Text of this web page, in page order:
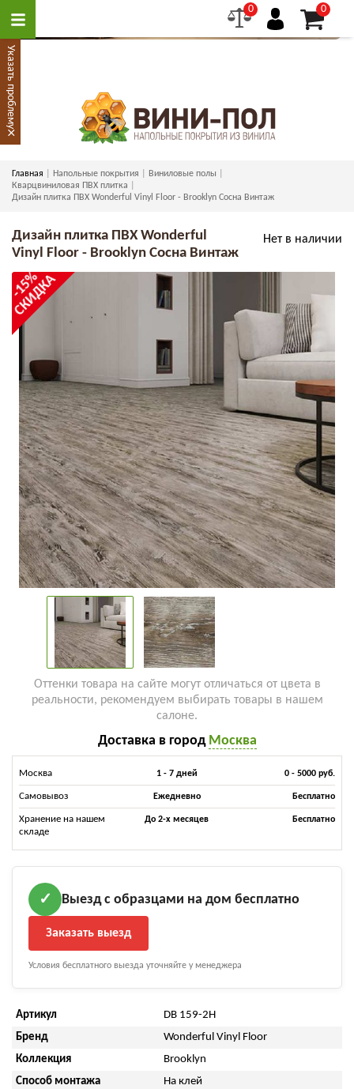
0 0
Главная Напольные покрытия
Виниловые полы
Кварцвиниловая ПВХ плитка
Дизайн плитка ПВХ Wonderful Vinyl Floor - Brooklyn Сосна Винтаж
Нет в наличии
Дизайн плитка ПВХ Wonderful
Vinyl Floor - Brooklyn Сосна Винтаж
-15%
СКИДКА
Оттенки товара на сайте могут отличаться от цвета в
реальности, рекомендуем выбирать товары в нашем
салоне.
Доставка в город Москва
Москва 1 - 7 дней 0 - 5000 руб.
Самовывоз Ежедневно Бесплатно
Хранение на нашем
складе
До 2-х месяцев Бесплатно
✓ Выезд с образцами на дом бесплатно
Заказать выезд
Условия бесплатного выезда уточняйте у менеджера
Артикул
DB 159-2H
Бренд
Wonderful Vinyl Floor
Коллекция
Brooklyn
Способ монтажа
На клей
Указать проблему
×